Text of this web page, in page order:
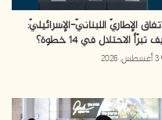
عن أبو سلمية، حيث
الأمن القومي “إيتمار بن
العام -الشاباك- والجيش،
الإطاريّ اللبنانيّ-الإسرائيليّ:
تبرّأ الاحتلال في 14 خطوة؟
3 أغسطس، 2026